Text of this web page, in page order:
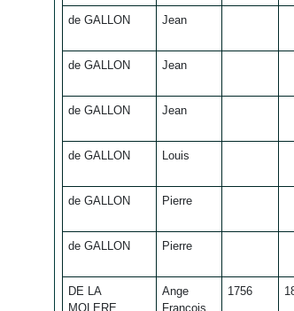
de GALLON Jean
de GALLON Jean
de GALLON Jean
de GALLON Louis
de GALLON Pierre
de GALLON Pierre
DE LA
MOLERE
Ange
François
1756